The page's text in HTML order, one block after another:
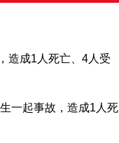
造成1人死亡、4人受
一起事故，造成1人死